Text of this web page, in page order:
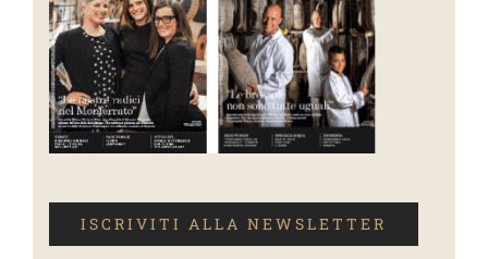
ISCRIVITI ALLA NEWSLETTER